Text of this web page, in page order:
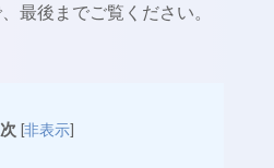
最後までご覧ください。
[非表示]